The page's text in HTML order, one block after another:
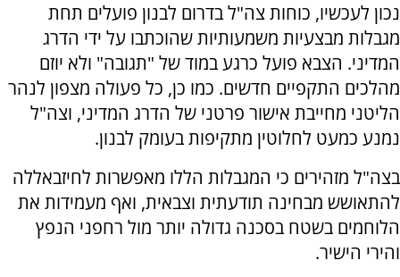
נכון לעכשיו, כוחות צה"ל בדרום לבנון פועלים תחת
מגבלות מבצעיות משמעותיות שהוכתבו על ידי הדרג
המדיני. הצבא פועל כרגע במוד של "תגובה" ולא יוזם
מהלכים התקפיים חדשים. כמו כן, כל פעולה מצפון לנהר
הליטני מחייבת אישור פרטני של הדרג המדיני, וצה"ל
נמנע כמעט לחלוטין מתקיפות בעומק לבנון.
בצה"ל מזהירים כי המגבלות הללו מאפשרות לחיזבאללה
להתאושש מבחינה תודעתית וצבאית, ואף מעמידות את
הלוחמים בשטח בסכנה גדולה יותר מול רחפני הנפץ
והירי הישיר.